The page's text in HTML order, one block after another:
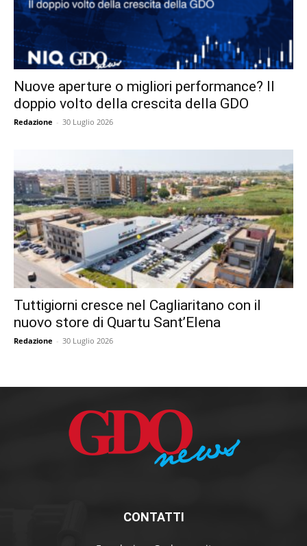
Nuove aperture o migliori performance? Il
doppio volto della crescita della GDO
Redazione - 30 Luglio 2026
Tuttigiorni cresce nel Cagliaritano con il
nuovo store di Quartu Sant’Elena
Redazione - 30 Luglio 2026
CONTATTI